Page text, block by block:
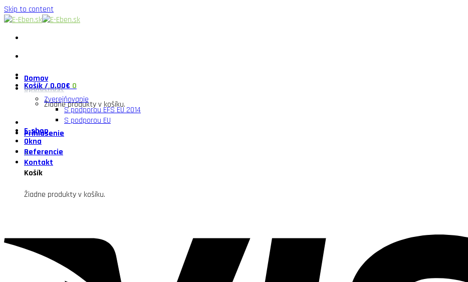
Skip to content
Košík /0.00€ 0
Žiadne produkty v košíku.
Prihlásenie
0
Košík
Žiadne produkty v košíku.
Domov
Spoločnosť
Zverejňovanie
S podporou EFS EU 2014
S podporou EU
E-shop
Okna
Referencie
Kontakt